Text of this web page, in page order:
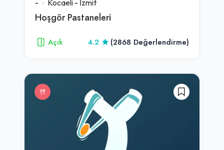
- Kocaeli - İzmit
Hoşgör Pastaneleri
Açık 4.2 (2868 Değerlendirme)